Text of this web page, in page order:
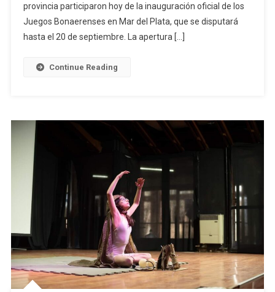
En
Mar
Del
provincia participaron hoy de la inauguración oficial de los
Juegos Bonaerenses en Mar del Plata, que se disputará
hasta el 20 de septiembre. La apertura […]
Continue Reading